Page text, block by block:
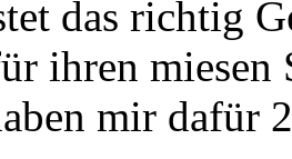
das richtig
ihren
mir dafür